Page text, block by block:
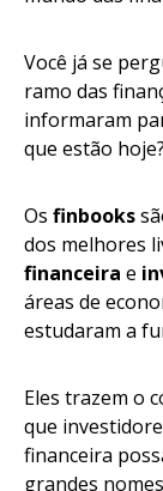
Você já se
ramo das
informaram
que estão hoje?
Os finbooks
dos melhores
financeira e
áreas de
estudaram a
Eles trazem o
que
financeira
grandes